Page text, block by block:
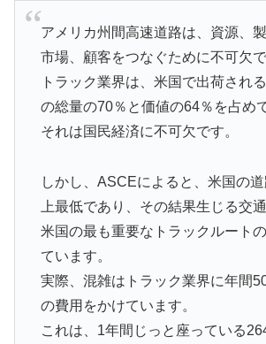
アメリカ州間高速道路は、資源、
市場、顧客をつなぐために不可欠で
トラック業界は、米国で出荷され
の総量の70％と価値の64％を占め
それは国民経済に不可欠です。
しかし、ASCEによると、米国の
上最低であり、その結果生じる交通
米国の最も重要なトラックルート
ています。
実際、混雑はトラック業界に年間
の費用をかけています。
これは、1年間じっと座っている